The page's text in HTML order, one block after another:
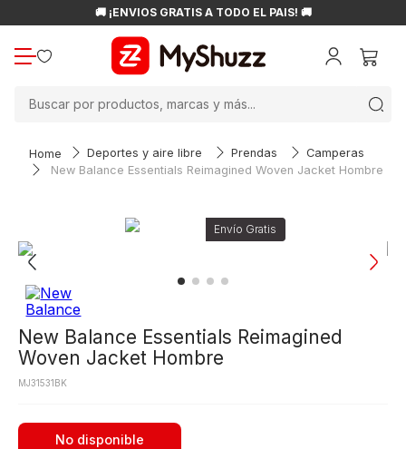
🚚 ¡ENVÍOS GRATIS A TODO EL PAÍS! 🚚
Deportes y aire libre Prendas
Camperas
New Balance Essentials Reimagined Woven Jacket Hombre
New Balance Essentials Reimagined
Woven Jacket Hombre
MJ31531BK
No disponible